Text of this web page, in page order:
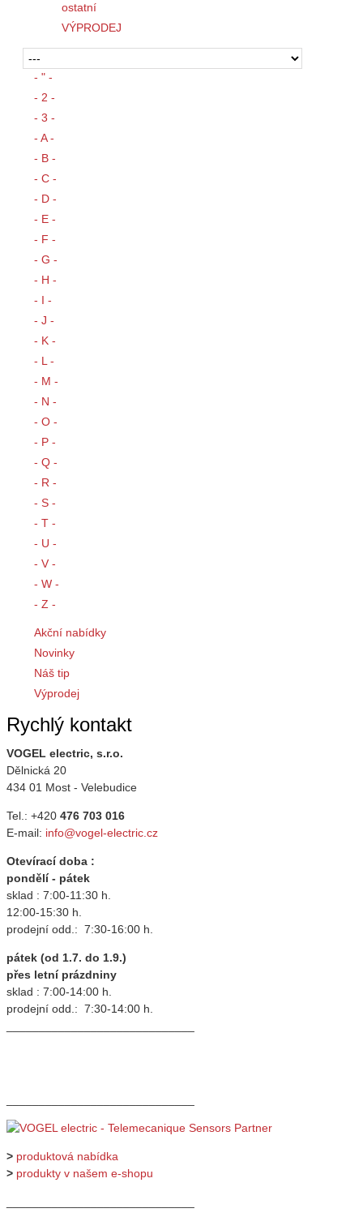
ostatní
VÝPRODEJ
- " -
- 2 -
- 3 -
- A -
- B -
- C -
- D -
- E -
- F -
- G -
- H -
- I -
- J -
- K -
- L -
- M -
- N -
- O -
- P -
- Q -
- R -
- S -
- T -
- U -
- V -
- W -
- Z -
Akční nabídky
Novinky
Náš tip
Výprodej
Rychlý kontakt
VOGEL electric, s.r.o.
Dělnická 20
434 01 Most - Velebudice
Tel.: +420 476 703 016
E-mail: info@vogel-electric.cz
Otevírací doba :
pondělí - pátek
sklad : 7:00-11:30 h.
12:00-15:30 h.
prodejní odd.: 7:30-16:00 h.
pátek (od 1.7. do 1.9.)
přes letní prázdniny
sklad : 7:00-14:00 h.
prodejní odd.: 7:30-14:00 h.
> produktová nabídka
> produkty v našem e-shopu